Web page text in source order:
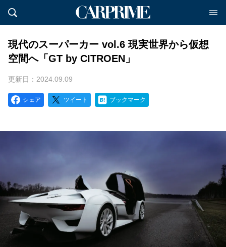
現代のスーパーカー vol.6 現実世界から仮想
空間へ「GT by CITROEN」
更新日：2024.09.09
シェア ツイート ブックマーク